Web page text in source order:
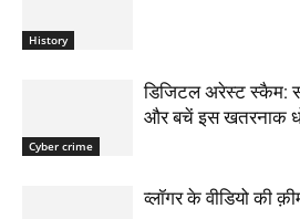
History
Cyber crime
डिजिटल अरेस्ट स्कैम:
और बचें इस खतरनाक
व्लॉगर के वीडियो की